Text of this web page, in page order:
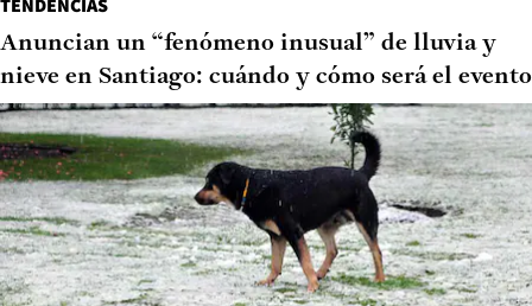
TENDENCIAS
Anuncian un “fenómeno inusual” de lluvia y
nieve en Santiago: cuándo y cómo será el evento